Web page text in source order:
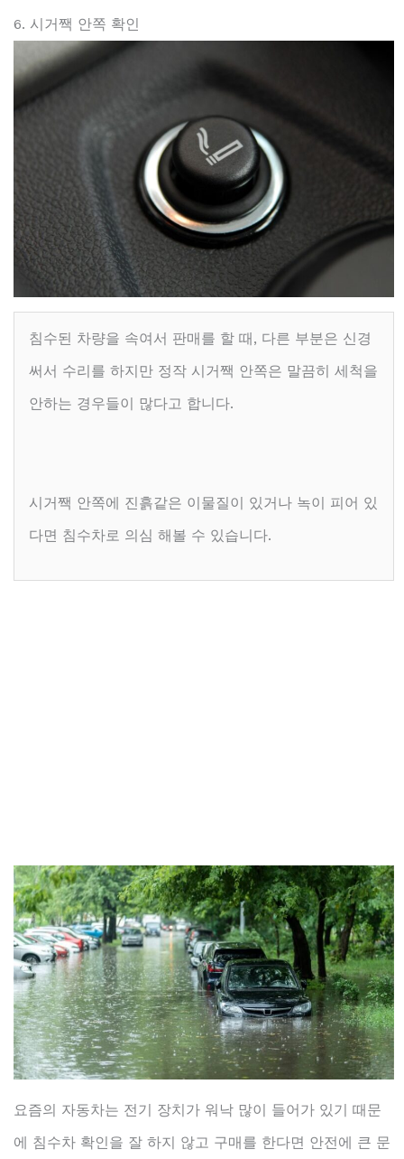
6. 시거짹 안쪽 확인
침수된 차량을 속여서 판매를 할 때, 다른 부분은 신경
써서 수리를 하지만 정작 시거짹 안쪽은 말끔히 세척을
안하는 경우들이 많다고 합니다.
시거짹 안쪽에 진흙같은 이물질이 있거나 녹이 피어 있
다면 침수차로 의심 해볼 수 있습니다.
요즘의 자동차는 전기 장치가 워낙 많이 들어가 있기 때문
에 침수차 확인을 잘 하지 않고 구매를 한다면 안전에 큰 문